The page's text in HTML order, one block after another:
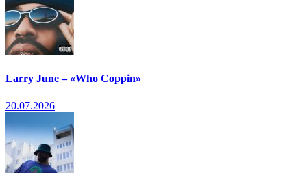
Larry June – «Who Coppin»
20.07.2026